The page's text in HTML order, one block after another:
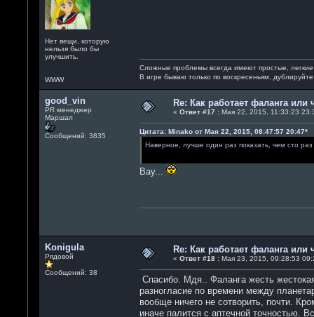
Нет вещи, которую
нельзя было бы
улучшить.
WWW
Сложные проблемы всегда имеют простые,
В игре бываю только по воскресеньям,
good_vin
PR менеджер
Маршал
Сообщений: 3835
Re: Как работает фаланга или
« Ответ #17 :Мая 22, 2015, 11:33:23
Цитата: Minako от Мая 22, 2015, 08:47:57 20:47*
Наверное, лучше один раз показать, чем сто раз
Вау...
Konigula
Рядовой
Сообщений: 38
Re: Как работает фаланга или
« Ответ #18 :Мая 23, 2015, 09:28:53
Спасибо. Мдя.. Фаланга жесть
разногласие по времени между
вообще ничего не сотворить, почти.
иначе палится с аптечной точностью.